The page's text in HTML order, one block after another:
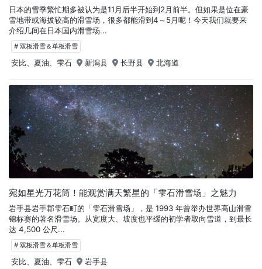
日本的雪季繁忙期多被认为是11月后半开始到2月前半。但如果是位在豪
雪地带或海拔较高的滑雪场，很多都能滑到4～5月呢！今天我们就要来
介绍几间在日本国内滑雪场...
# 双板滑雪＆单板滑雪
安比、夏油、雫石 新潟县 长野县 北海道
宛如星光万花筒！能观赏满天繁星的「雫石滑雪场」之魅力
岩手县岩手郡雫石町的「雫石滑雪场」，是 1993 年曾举办世界高山滑雪
锦标赛的著名滑雪场。从宽度大、坡度也平缓的初学者取向雪道，到最长
达 4,500 公尺...
# 双板滑雪＆单板滑雪
安比、夏油、雫石 岩手县